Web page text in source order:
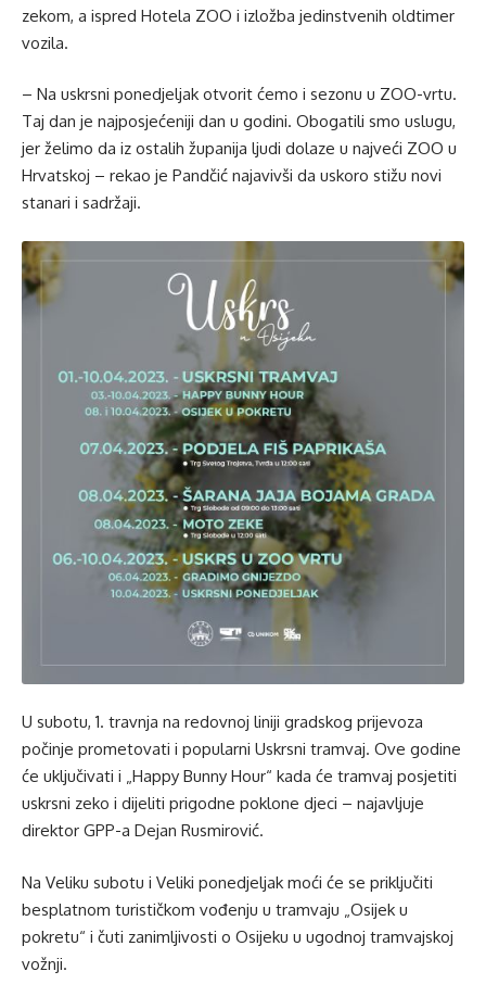
zekom, a ispred Hotela ZOO i izložba jedinstvenih oldtimer
vozila.
– Na uskrsni ponedjeljak otvorit ćemo i sezonu u ZOO-vrtu.
Taj dan je najposjećeniji dan u godini. Obogatili smo uslugu,
jer želimo da iz ostalih županija ljudi dolaze u najveći ZOO u
Hrvatskoj – rekao je Pandčić najavivši da uskoro stižu novi
stanari i sadržaji.
U subotu, 1. travnja na redovnoj liniji gradskog prijevoza
počinje prometovati i popularni Uskrsni tramvaj. Ove godine
će uključivati i „Happy Bunny Hour“ kada će tramvaj posjetiti
uskrsni zeko i dijeliti prigodne poklone djeci – najavljuje
direktor GPP-a Dejan Rusmirović.
Na Veliku subotu i Veliki ponedjeljak moći će se priključiti
besplatnom turističkom vođenju u tramvaju „Osijek u
pokretu“ i čuti zanimljivosti o Osijeku u ugodnoj tramvajskoj
vožnji.